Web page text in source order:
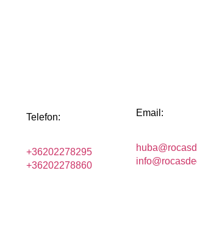
Telefon:
+36202278295
+36202278860
Email: